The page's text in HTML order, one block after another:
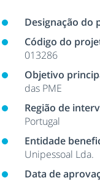
Designação do
Código do
013286
Objetivo
das PME
Região de
Portugal
Entidade
Unipessoal Lda.
Data de